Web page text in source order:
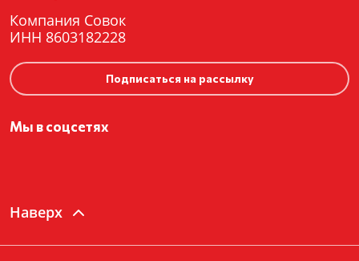
Компания Совок
ИНН 8603182228
Подписаться на рассылку
Мы в соцсетях
Наверх